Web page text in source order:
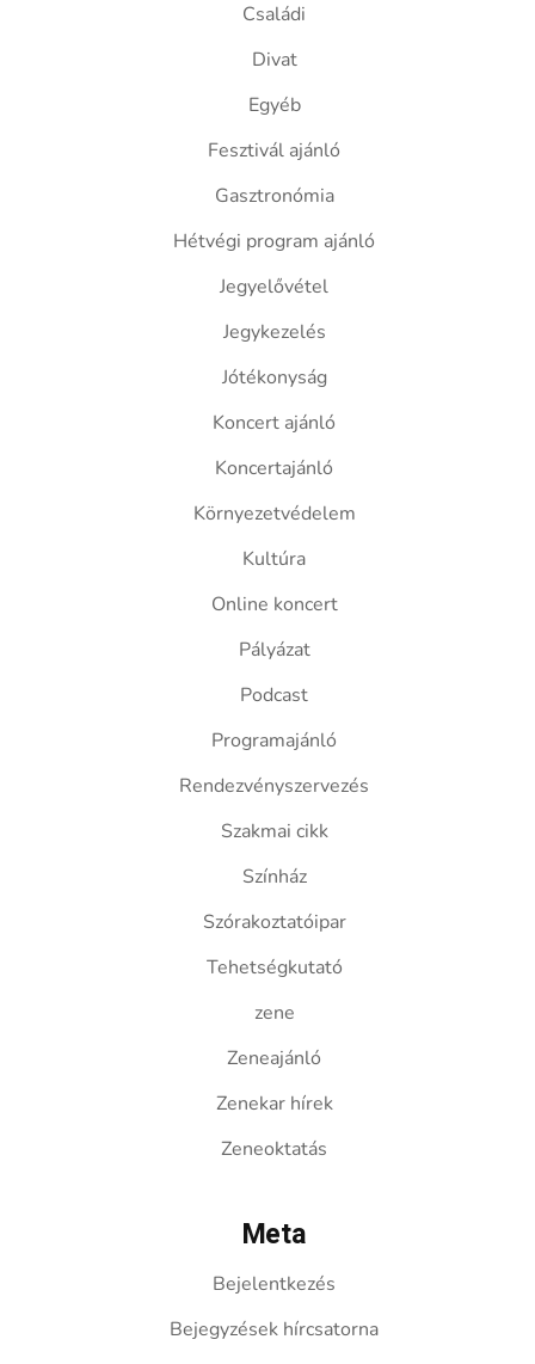
Családi
Divat
Egyéb
Fesztivál ajánló
Gasztronómia
Hétvégi program ajánló
Jegyelővétel
Jegykezelés
Jótékonyság
Koncert ajánló
Koncertajánló
Környezetvédelem
Kultúra
Online koncert
Pályázat
Podcast
Programajánló
Rendezvényszervezés
Szakmai cikk
Színház
Szórakoztatóipar
Tehetségkutató
zene
Zeneajánló
Zenekar hírek
Zeneoktatás
Meta
Bejelentkezés
Bejegyzések hírcsatorna